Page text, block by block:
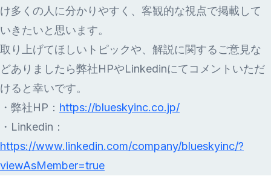
け多くの人に分かりやすく、客観的な視点で掲載して
いきたいと思います。
取り上げてほしいトピックや、解説に関するご意見な
どありましたら弊社HPやLinkedinにてコメントいただ
けると幸いです。
・弊社HP： https://blueskyinc.co.jp/
・Linkedin：
https://www.linkedin.com/company/blueskyinc/?
viewAsMember=true